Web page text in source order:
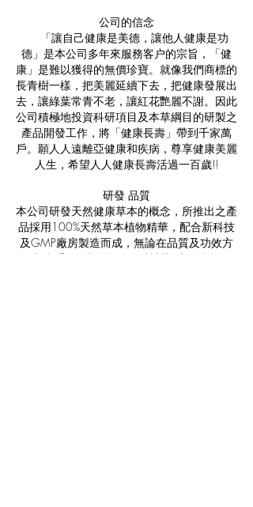
公司的信念
「讓自己健康是美德，讓他人健康是功
德」是本公司多年來服務客户的宗旨，「健
康」是難以獲得的無價珍寶。就像我們商標的
長青樹一樣，把美麗延續下去，把健康發展出
去，讓綠葉常青不老，讓紅花艷麗不謝。因此
公司積極地投資科研項目及本草綱目的研製之
產品開發工作，將「健康長壽」帶到千家萬
戶。願人人遠離亞健康和疾病，尊享健康美麗
人生，希望人人健康長壽活過一百歲!!
研發 品質
本公司研發天然健康草本的概念，所推出之產
品採用100%天然草本植物精華，配合新科技
及GMP廠房製造而成，無論在品質及功效方
面都合乎國際標準，如原材料調查、分析工